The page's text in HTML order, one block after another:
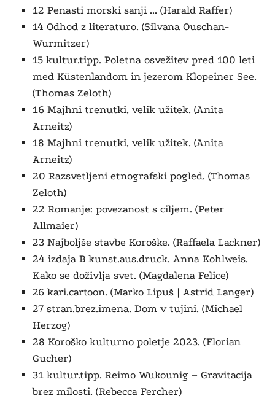
12 Penasti morski sanji ... (Harald Raffer)
14 Odhod z literaturo. (Silvana Ouschan-
Wurmitzer)
15 kultur.tipp. Poletna osvežitev pred 100 leti
med Küstenlandom in jezerom Klopeiner See.
(Thomas Zeloth)
16 Majhni trenutki, velik užitek. (Anita
Arneitz)
18 Majhni trenutki, velik užitek. (Anita
Arneitz)
20 Razsvetljeni etnografski pogled. (Thomas
Zeloth)
22 Romanje: povezanost s ciljem. (Peter
Allmaier)
23 Najboljše stavbe Koroške. (Raffaela Lackner)
24 izdaja B kunst.aus.druck. Anna Kohlweis.
Kako se doživlja svet. (Magdalena Felice)
26 kari.cartoon. (Marko Lipuš | Astrid Langer)
27 stran.brez.imena. Dom v tujini. (Michael
Herzog)
28 Koroško kulturno poletje 2023. (Florian
Gucher)
31 kultur.tipp. Reimo Wukounig – Gravitacija
brez milosti. (Rebecca Fercher)